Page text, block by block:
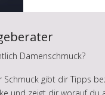
Damenschmuck?
Schmuck gibt dir Tipps